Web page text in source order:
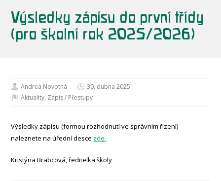
Výsledky zápisu do první třídy
(pro školní rok 2025/2026)
Andrea Novotná
30. dubna 2025
Aktuality, Zápis / Přestupy
Výsledky zápisu (formou rozhodnutí ve správním řízení)
naleznete na úřední desce zde.
Kristýna Brabcová, ředitelka školy